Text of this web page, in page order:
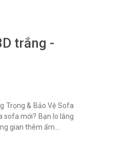
trắng -
Trọng & Bảo Vệ Sofa
sofa mới? Bạn lo lắng
gian thêm ấm...